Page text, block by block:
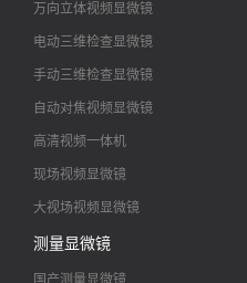
万向立体视频显微镜
电动三维检查显微镜
手动三维检查显微镜
自动对焦视频显微镜
高清视频一体机
现场视频显微镜
大视场视频显微镜
大景深视频显微镜
高清镜头
测量显微镜